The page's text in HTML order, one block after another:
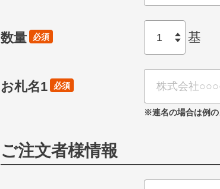
数量 必須 基
お札名1 必須
※連名の場合は例
ご注文者様情報